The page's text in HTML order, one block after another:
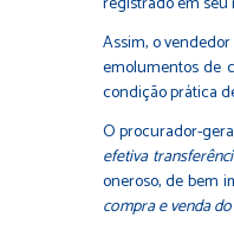
Assim, o
emolumentos de
condição prática
O procurador-
efetiva
oneroso, de bem
compra e venda